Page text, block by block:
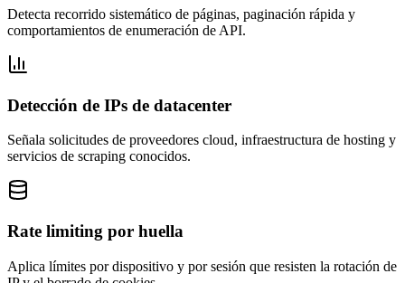
Detecta recorrido sistemático de páginas, paginación rápida y
comportamientos de enumeración de API.
Detección de IPs de datacenter
Señala solicitudes de proveedores cloud, infraestructura de hosting y
servicios de scraping conocidos.
Rate limiting por huella
Aplica límites por dispositivo y por sesión que resisten la rotación de